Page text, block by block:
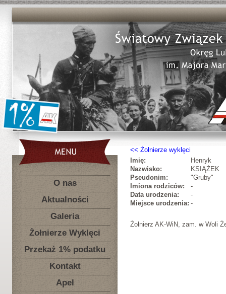
O nas
Aktualności
Galeria
Żołnierze Wyklęci
Przekaż 1% podatku
Kontakt
Apel
Żołnierze wyklęci
Imię:
Henryk
Nazwisko:
KSIĄŻEK
Pseudonim:
"Gruby"
Imiona rodziców:
-
Data urodzenia:
-
Miejsce urodzenia: -
Żołnierz AK-WiN, zam. w Woli